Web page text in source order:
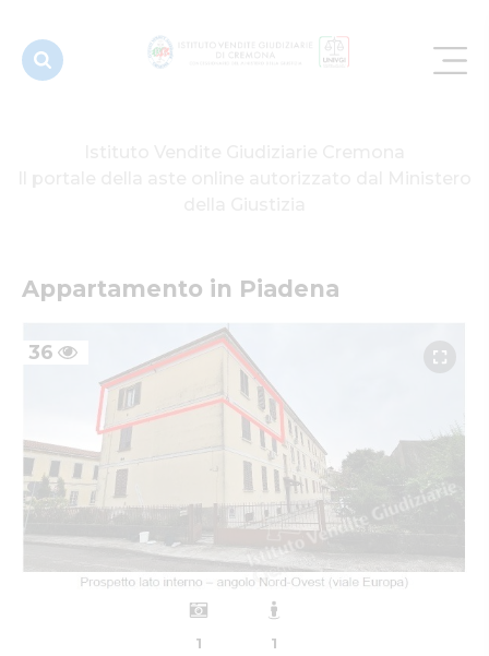
Appartamento in Piadena
36
1 1